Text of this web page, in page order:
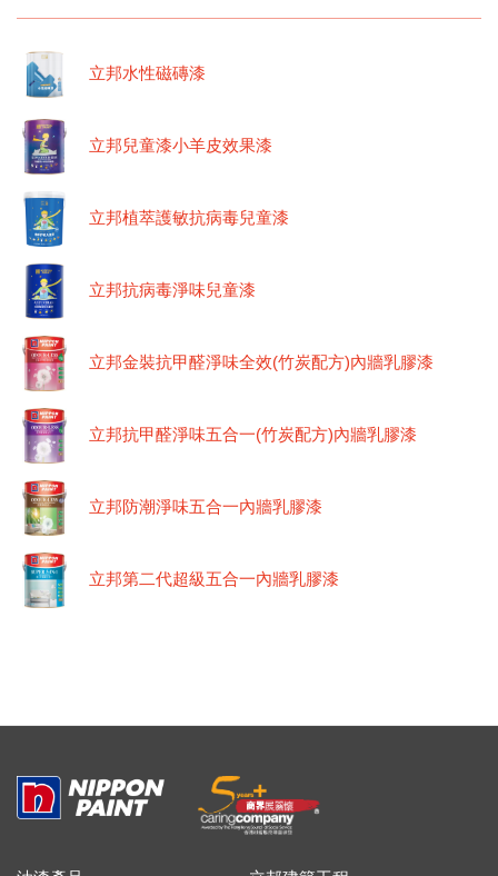
立邦水性磁磚漆
立邦兒童漆小羊皮效果漆
立邦植萃護敏抗病毒兒童漆
立邦抗病毒淨味兒童漆
立邦金裝抗甲醛淨味全效(竹炭配方)內牆乳膠漆
立邦抗甲醛淨味五合一(竹炭配方)內牆乳膠漆
立邦防潮淨味五合一內牆乳膠漆
立邦第二代超級五合一內牆乳膠漆